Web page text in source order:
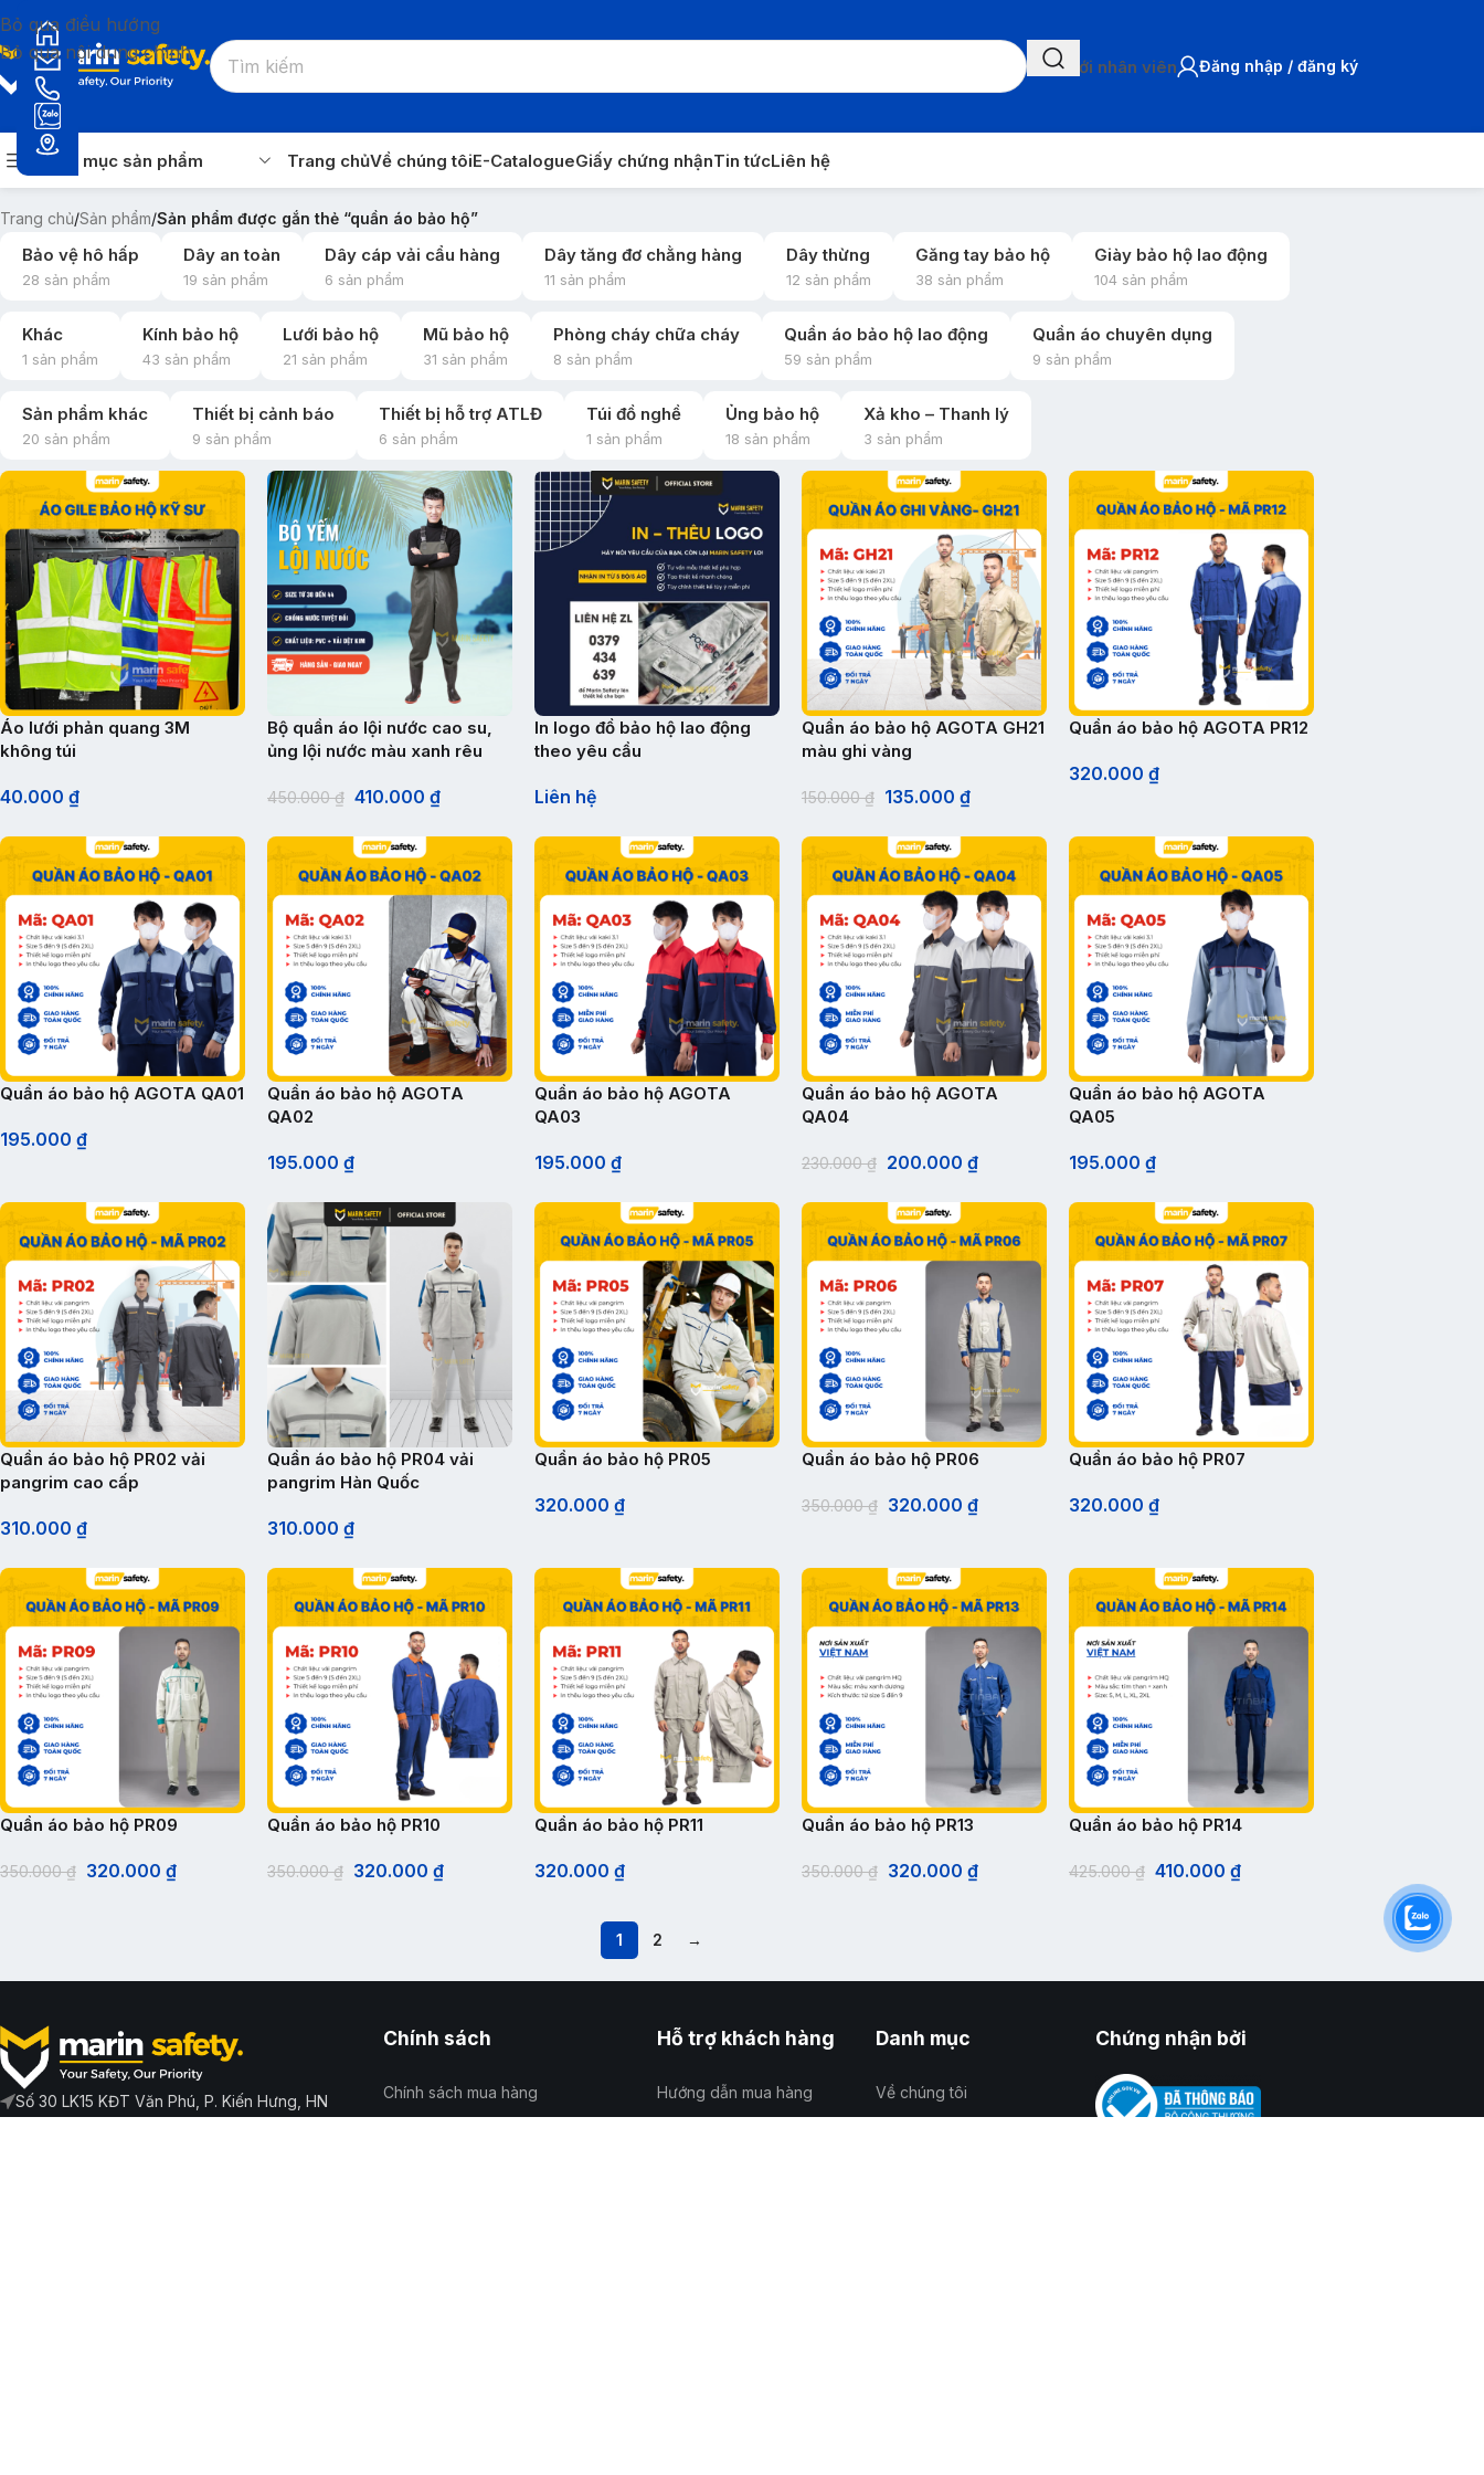
Bỏ qua điều hướng
Bỏ qua nội dung chính
Chat với nhân viên Đăng nhập / đăng ký
Danh mục sản phẩm Trang chủVề chúng tôiE-CatalogueGiấy chứng nhậnTin tứcLiên hệ
Trang chủ/Sản phẩm/Sản phẩm được gắn thẻ “quần áo bảo hộ”
Bảo vệ hô hấp
28 sản phẩm
Dây an toàn
19 sản phẩm
Dây cáp vải cẩu hàng
6 sản phẩm
Dây tăng đơ chằng hàng
11 sản phẩm
Dây thừng
12 sản phẩm
Găng tay bảo hộ
38 sản phẩm
Giày bảo hộ lao động
104 sản phẩm
Khác
1 sản phẩm
Kính bảo hộ
43 sản phẩm
Lưới bảo hộ
21 sản phẩm
Mũ bảo hộ
31 sản phẩm
Phòng cháy chữa cháy
8 sản phẩm
Quần áo bảo hộ lao động
59 sản phẩm
Quần áo chuyên dụng
9 sản phẩm
Sản phẩm khác
20 sản phẩm
Thiết bị cảnh báo
9 sản phẩm
Thiết bị hỗ trợ ATLĐ
6 sản phẩm
Túi đồ nghề
1 sản phẩm
Ủng bảo hộ
18 sản phẩm
Xả kho – Thanh lý
3 sản phẩm
Áo lưới phản quang 3M
không túi
40.000 ₫
Bộ quần áo lội nước cao su,
ủng lội nước màu xanh rêu
450.000₫ 410.000 ₫
In logo đồ bảo hộ lao động
theo yêu cầu
Liên hệ
Quần áo bảo hộ AGOTA GH21
màu ghi vàng
150.000₫ 135.000 ₫
Quần áo bảo hộ AGOTA PR12
320.000 ₫
Quần áo bảo hộ AGOTA QA01
195.000 ₫
Quần áo bảo hộ AGOTA
QA02
195.000 ₫
Quần áo bảo hộ AGOTA
QA03
195.000 ₫
Quần áo bảo hộ AGOTA
QA04
230.000₫ 200.000 ₫
Quần áo bảo hộ AGOTA
QA05
195.000 ₫
Quần áo bảo hộ PR02 vải
pangrim cao cấp
310.000 ₫
Quần áo bảo hộ PR04 vải
pangrim Hàn Quốc
310.000 ₫
Quần áo bảo hộ PR05
320.000 ₫
Quần áo bảo hộ PR06
350.000₫ 320.000 ₫
Quần áo bảo hộ PR07
320.000 ₫
Quần áo bảo hộ PR09
350.000₫ 320.000 ₫
Quần áo bảo hộ PR10
350.000₫ 320.000 ₫
Quần áo bảo hộ PR11
320.000 ₫
Quần áo bảo hộ PR13
350.000₫ 320.000 ₫
Quần áo bảo hộ PR14
425.000₫ 410.000 ₫
1 2 →
Số 30 LK15 KĐT Văn Phú, P. Kiến Hưng, HN
Chính sách
Chính sách mua hàng
Hỗ trợ khách hàng
Hướng dẫn mua hàng
Danh mục
Về chúng tôi
Chứng nhận bởi